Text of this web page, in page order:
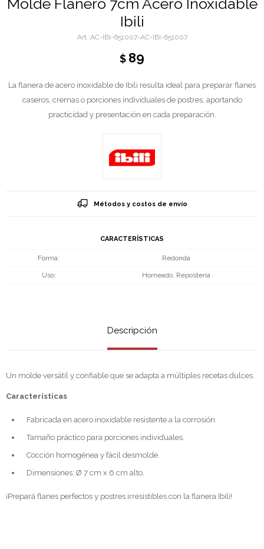
Molde Flanero 7cm Acero Inoxidable
Ibili
AC-IBI-651007-AC-IBI-651007
$ 89
La flanera de acero inoxidable de Ibili resulta ideal para preparar flanes
caseros, cremas o porciones individuales de postres, aportando
practicidad y presentación en cada preparación.
Métodos y costos de envío
CARACTERÍSTICAS
Forma Redonda
Uso Horneado, Repostería
Descripción
Un molde versátil y confiable que se adapta a múltiples recetas dulces.
Características
Fabricada en acero inoxidable resistente a la corrosión.
Tamaño práctico para porciones individuales.
Cocción homogénea y fácil desmolde.
Dimensiones: Ø 7 cm x 6 cm alto.
¡Prepará flanes perfectos y postres irresistibles con la flanera Ibili!